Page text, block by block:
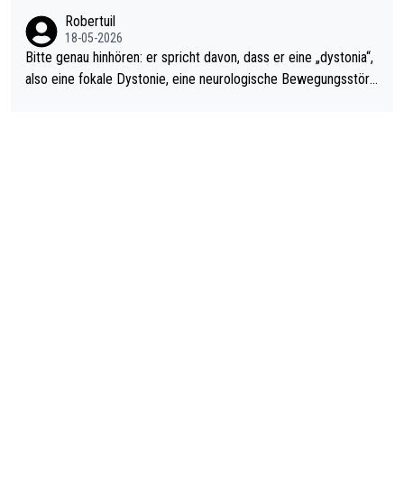
Robertuil
18-05-2026
Bitte genau hinhören: er spricht davon, dass er eine „dystonia“,
also eine fokale Dystonie, eine neurologische Bewegungsstöru